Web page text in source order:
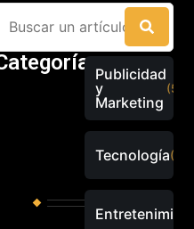
Publicidad
y
Marketing
Tecnología